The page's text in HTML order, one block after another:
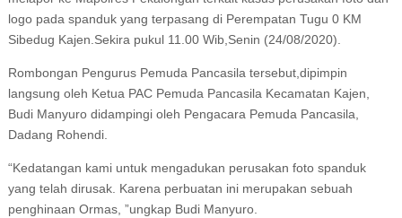
logo pada spanduk yang terpasang di Perempatan Tugu 0 KM
Sibedug Kajen.Sekira pukul 11.00 Wib,Senin (24/08/2020).
Rombongan Pengurus Pemuda Pancasila tersebut,dipimpin
langsung oleh Ketua PAC Pemuda Pancasila Kecamatan Kajen,
Budi Manyuro didampingi oleh Pengacara Pemuda Pancasila,
Dadang Rohendi.
“Kedatangan kami untuk mengadukan perusakan foto spanduk
yang telah dirusak. Karena perbuatan ini merupakan sebuah
penghinaan Ormas, ”ungkap Budi Manyuro.